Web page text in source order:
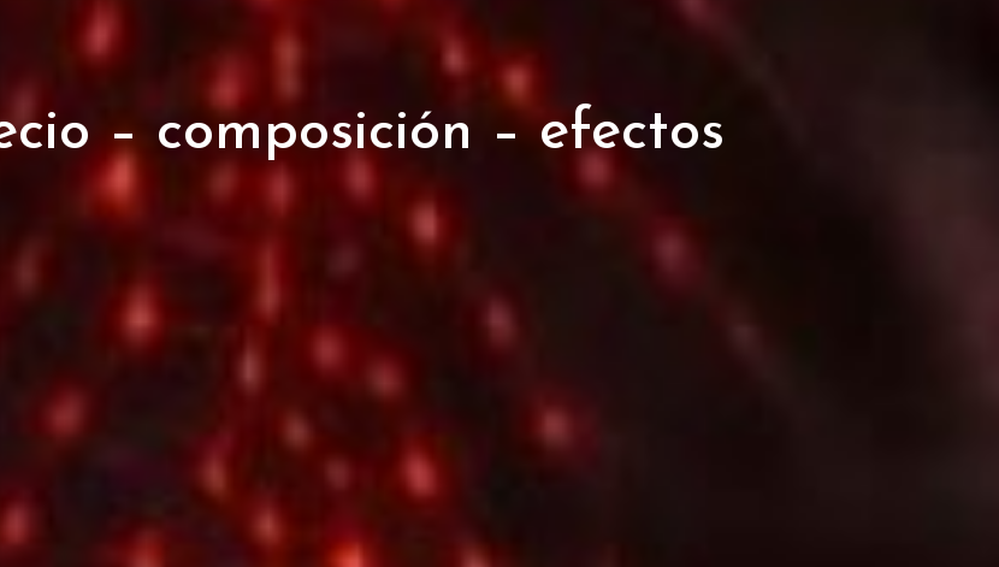
– composición – efectos